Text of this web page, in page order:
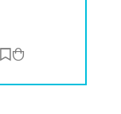
Zur Merkliste